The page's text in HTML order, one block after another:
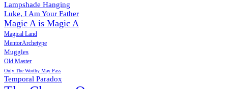
Lampshade Hanging
Luke, I Am Your Father
Magic A is Magic A
Magical Land
MentorArchetype
Muggles
Old Master
Only The Worthy May Pass
Temporal Paradox